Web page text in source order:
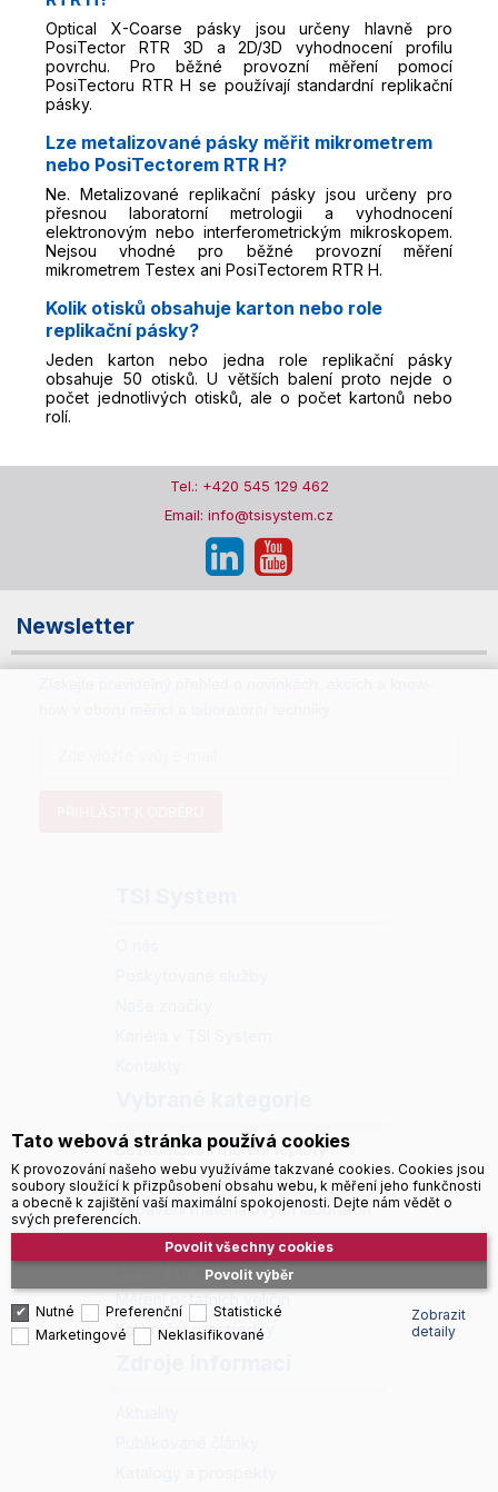
Optical X-Coarse pásky jsou určeny hlavně pro
PosiTector RTR 3D a 2D/3D vyhodnocení profilu
povrchu. Pro běžné provozní měření pomocí
PosiTectoru RTR H se používají standardní replikační
pásky.
Lze metalizované pásky měřit mikrometrem
nebo PosiTectorem RTR H?
Ne. Metalizované replikační pásky jsou určeny pro
přesnou laboratorní metrologii a vyhodnocení
elektronovým nebo interferometrickým mikroskopem.
Nejsou vhodné pro běžné provozní měření
mikrometrem Testex ani PosiTectorem RTR H.
Kolik otisků obsahuje karton nebo role
replikační pásky?
Jeden karton nebo jedna role replikační pásky
obsahuje 50 otisků. U větších balení proto nejde o
počet jednotlivých otisků, ale o počet kartonů nebo
rolí.
Tel.: +420 545 129 462
Email: info@tsisystem.cz
Newsletter
Bezkontaktní měření teploty
Ultrazvuková diagnostika
Vybavení materiálových laboratoří
Zkoušení povrchových úprav
Měření tvrdosti materiálů
Měření ostatních veličin
Kalibrační prostředky
Tato webová stránka používá cookies
K provozování našeho webu využíváme takzvané cookies. Cookies jsou
soubory sloužící k přizpůsobení obsahu webu, k měření jeho funkčnosti
a obecně k zajištění vaší maximální spokojenosti. Dejte nám vědět o
svých preferencích.
Povolit výběr
Povolit všechny cookies
Nutné Preferenční
Statistické
Marketingové
Neklasifikované
Zobrazit
detaily